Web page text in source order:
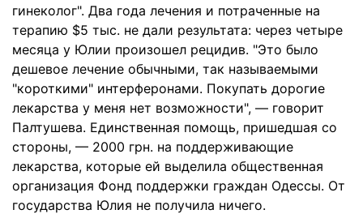
гинеколог". Два года лечения и потраченные на
терапию $5 тыс. не дали результата: через четыре
месяца у Юлии произошел рецидив. "Это было
дешевое лечение обычными, так называемыми
"короткими" интерферонами. Покупать дорогие
лекарства у меня нет возможности", — говорит
Палтушева. Единственная помощь, пришедшая со
стороны, — 2000 грн. на поддерживающие
лекарства, которые ей выделила общественная
организация Фонд поддержки граждан Одессы. От
государства Юлия не получила ничего.